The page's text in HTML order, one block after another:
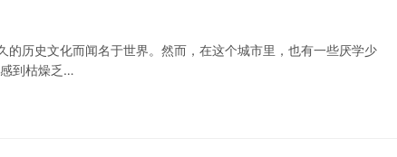
历史文化而闻名于世界。然而，在这个城市里，也有一些厌学少
到枯燥乏…